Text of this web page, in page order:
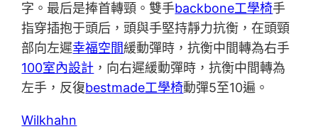
字。最后是捧首轉頸。雙手backbone工學椅手
指穿插抱于頭后，頭與手堅持靜力抗衡，在頭頸
部向左遲幸福空間緩動彈時，抗衡中間轉為右手
100室內設計 ，向右遲緩動彈時，抗衡中間轉為
左手，反復bestmade工學椅動彈5至10遍。
Wilkhahn